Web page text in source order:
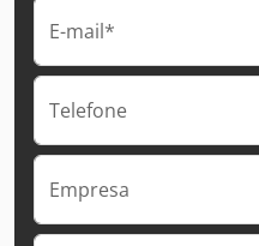
E-mail*
Telefone
Empresa